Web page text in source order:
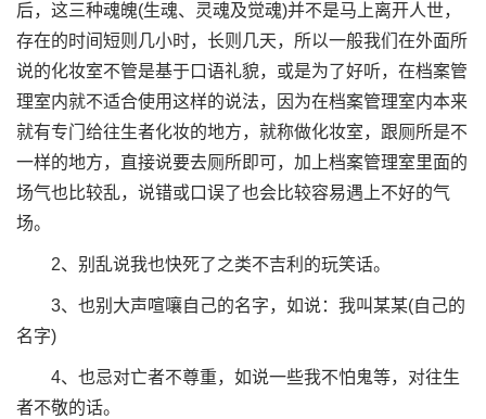
后，这三种魂魄(生魂、灵魂及觉魂)并不是马上离开人世，
存在的时间短则几小时，长则几天，所以一般我们在外面所
说的化妆室不管是基于口语礼貌，或是为了好听，在档案管
理室内就不适合使用这样的说法，因为在档案管理室内本来
就有专门给往生者化妆的地方，就称做化妆室，跟厕所是不
一样的地方，直接说要去厕所即可，加上档案管理室里面的
场气也比较乱，说错或口误了也会比较容易遇上不好的气
场。
2、别乱说我也快死了之类不吉利的玩笑话。
3、也别大声喧嚷自己的名字，如说：我叫某某(自己的
名字)
4、也忌对亡者不尊重，如说一些我不怕鬼等，对往生
者不敬的话。